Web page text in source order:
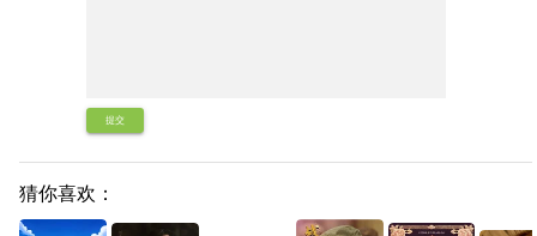
提交
猜你喜欢：